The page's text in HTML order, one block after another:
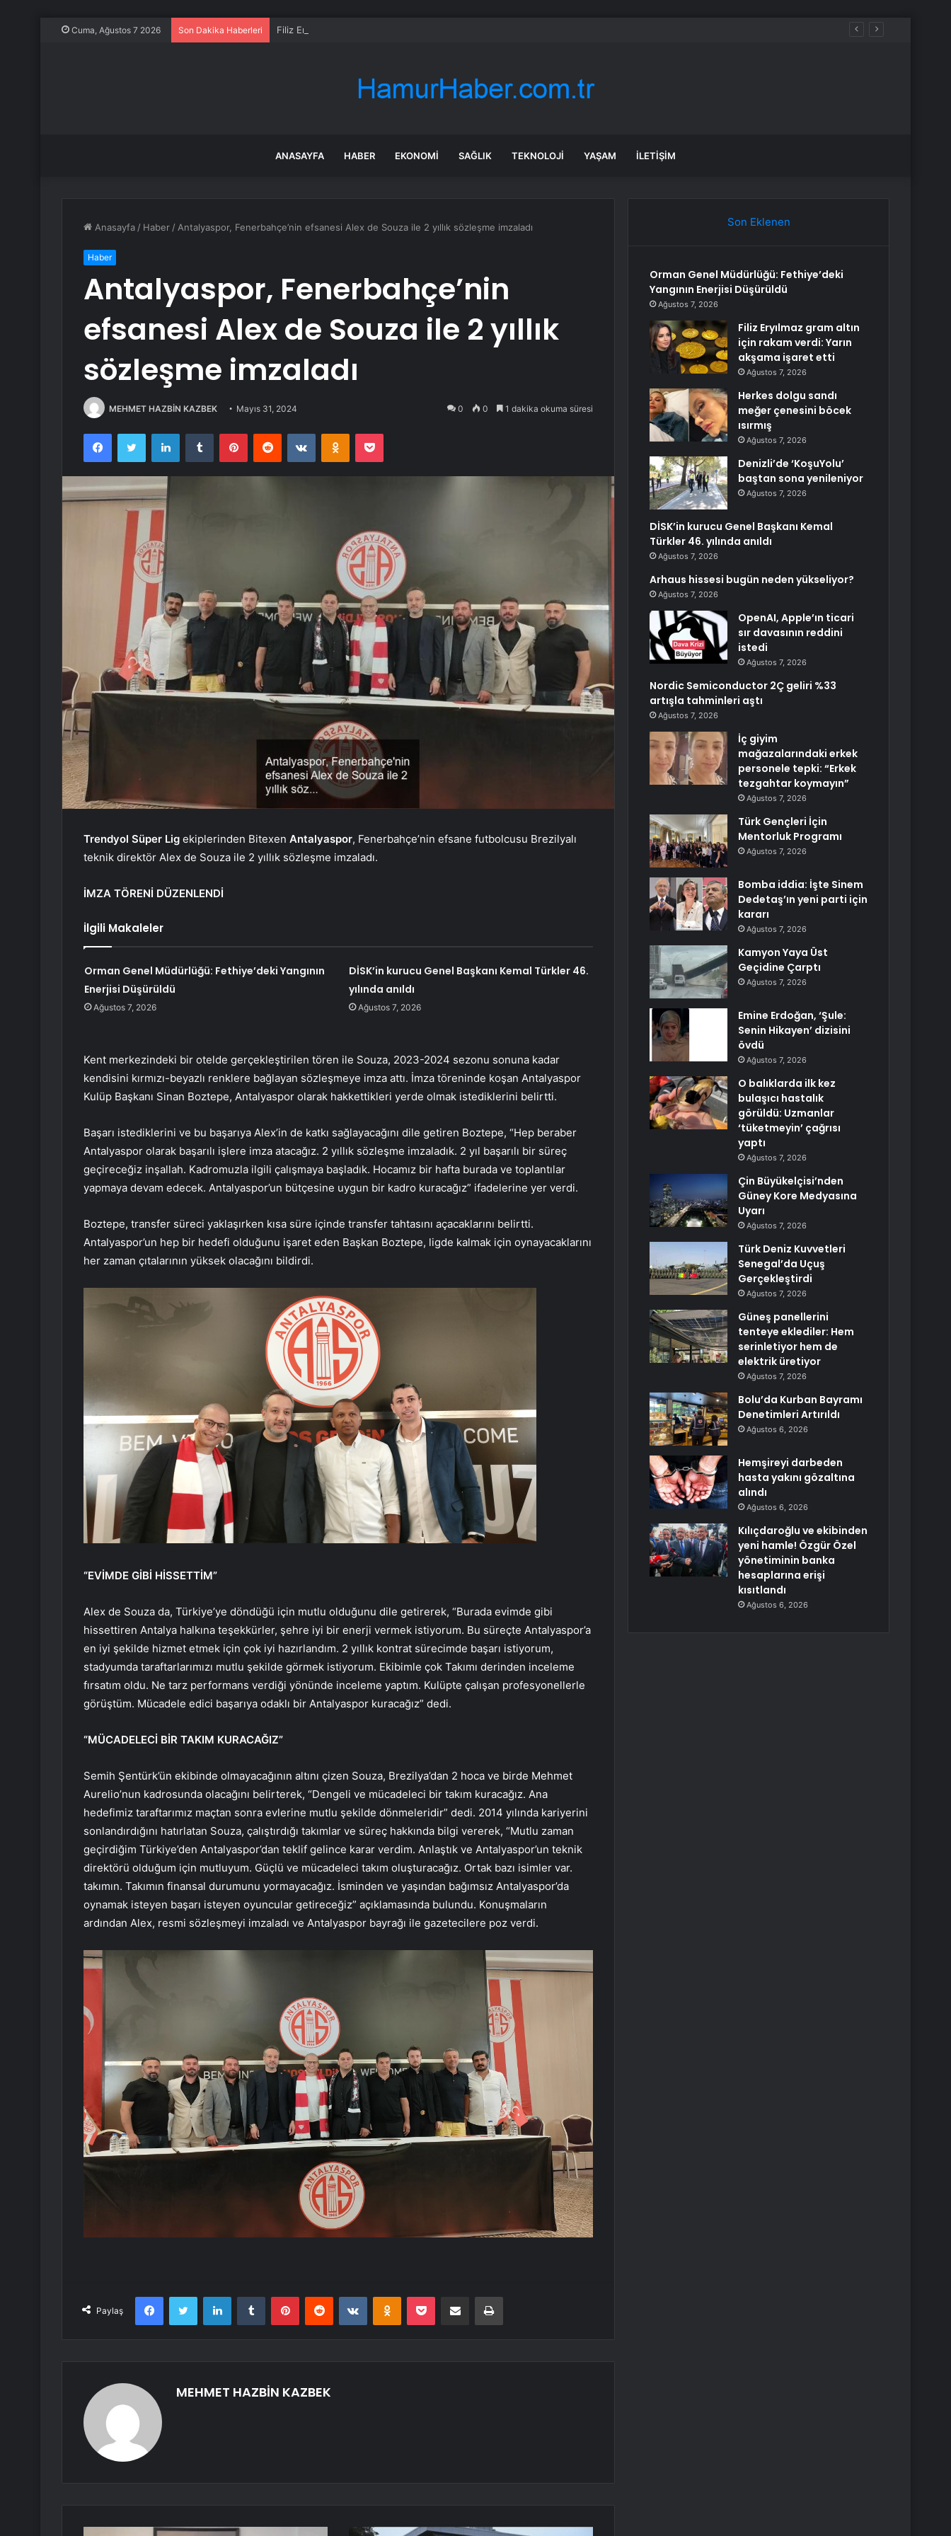
Cuma, Ağustos 7 2026 Son Dakika Haberleri Filiz Eryılmaz gram altın için rakam verdi: Yarın akşama işaret etti
ANASAYFA HABER EKONOMI SAĞLIK TEKNOLOJI YAŞAM İLETIŞIM
Anasayfa / Haber / Antalyaspor, Fenerbahçe’nin efsanesi Alex de Souza ile 2 yıllık sözleşme imzaladı
Haber
Antalyaspor, Fenerbahçe’nin
efsanesi Alex de Souza ile 2 yıllık
sözleşme imzaladı
MEHMET HAZBİN KAZBEK Mayıs 31, 2024 0 0 1 dakika okuma süresi
FacebookTwitter LinkedInTumblr PinterestReddit VKontakteOdnoklassniki
Pocket
Trendyol Süper Lig ekiplerinden Bitexen Antalyaspor, Fenerbahçe’nin efsane futbolcusu Brezilyalı
teknik direktör Alex de Souza ile 2 yıllık sözleşme imzaladı.
İMZA TÖRENİ DÜZENLENDİ
İlgili Makaleler
Orman Genel Müdürlüğü: Fethiye’deki Yangının
Enerjisi Düşürüldü
Ağustos 7, 2026
DİSK’in kurucu Genel Başkanı Kemal Türkler 46.
yılında anıldı
Ağustos 7, 2026
Kent merkezindeki bir otelde gerçekleştirilen tören ile Souza, 2023-2024 sezonu sonuna kadar
kendisini kırmızı-beyazlı renklere bağlayan sözleşmeye imza attı. İmza töreninde koşan Antalyaspor
Kulüp Başkanı Sinan Boztepe, Antalyaspor olarak hakkettikleri yerde olmak istediklerini belirtti.
Başarı istediklerini ve bu başarıya Alex’in de katkı sağlayacağını dile getiren Boztepe, “Hep beraber
Antalyaspor olarak başarılı işlere imza atacağız. 2 yıllık sözleşme imzaladık. 2 yıl başarılı bir süreç
geçireceğiz inşallah. Kadromuzla ilgili çalışmaya başladık. Hocamız bir hafta burada ve toplantılar
yapmaya devam edecek. Antalyaspor’un bütçesine uygun bir kadro kuracağız” ifadelerine yer verdi.
Boztepe, transfer süreci yaklaşırken kısa süre içinde transfer tahtasını açacaklarını belirtti.
Antalyaspor’un hep bir hedefi olduğunu işaret eden Başkan Boztepe, ligde kalmak için oynayacaklarını
her zaman çıtalarının yüksek olacağını bildirdi.
“EVİMDE GİBİ HİSSETTİM”
Alex de Souza da, Türkiye’ye döndüğü için mutlu olduğunu dile getirerek, “Burada evimde gibi
hissettiren Antalya halkına teşekkürler, şehre iyi bir enerji vermek istiyorum. Bu süreçte Antalyaspor’a
en iyi şekilde hizmet etmek için çok iyi hazırlandım. 2 yıllık kontrat sürecimde başarı istiyorum,
stadyumda taraftarlarımızı mutlu şekilde görmek istiyorum. Ekibimle çok Takımı derinden inceleme
fırsatım oldu. Ne tarz performans verdiği yönünde inceleme yaptım. Kulüpte çalışan profesyonellerle
görüştüm. Mücadele edici başarıya odaklı bir Antalyaspor kuracağız” dedi.
“MÜCADELECİ BİR TAKIM KURACAĞIZ”
Semih Şentürk’ün ekibinde olmayacağının altını çizen Souza, Brezilya’dan 2 hoca ve birde Mehmet
Aurelio’nun kadrosunda olacağını belirterek, “Dengeli ve mücadeleci bir takım kuracağız. Ana
hedefimiz taraftarımız maçtan sonra evlerine mutlu şekilde dönmeleridir” dedi. 2014 yılında kariyerini
sonlandırdığını hatırlatan Souza, çalıştırdığı takımlar ve süreç hakkında bilgi vererek, “Mutlu zaman
geçirdiğim Türkiye’den Antalyaspor’dan teklif gelince karar verdim. Anlaştık ve Antalyaspor’un teknik
direktörü olduğum için mutluyum. Güçlü ve mücadeleci takım oluşturacağız. Ortak bazı isimler var.
takımın. Takımın finansal durumunu yormayacağız. İsminden ve yaşından bağımsız Antalyaspor’da
oynamak isteyen başarı isteyen oyuncular getireceğiz” açıklamasında bulundu. Konuşmaların
ardından Alex, resmi sözleşmeyi imzaladı ve Antalyaspor bayrağı ile gazetecilere poz verdi.
Paylaş
FacebookTwitter LinkedInTumblr PinterestReddit VKontakteOdnoklassniki
Pocket E-Posta ile paylaş Yazdır
MEHMET HAZBİN KAZBEK
Son Eklenen
Orman Genel Müdürlüğü: Fethiye’deki
Yangının Enerjisi Düşürüldü
Ağustos 7, 2026
Filiz Eryılmaz gram altın
için rakam verdi: Yarın
akşama işaret etti
Ağustos 7, 2026
Herkes dolgu sandı
meğer çenesini böcek
ısırmış
Ağustos 7, 2026
Denizli’de ‘KoşuYolu’
baştan sona yenileniyor
Ağustos 7, 2026
DİSK’in kurucu Genel Başkanı Kemal
Türkler 46. yılında anıldı
Ağustos 7, 2026
Arhaus hissesi bugün neden yükseliyor?
Ağustos 7, 2026
OpenAI, Apple’ın ticari
sır davasının reddini
istedi
Ağustos 7, 2026
Nordic Semiconductor 2Ç geliri %33
artışla tahminleri aştı
Ağustos 7, 2026
İç giyim
mağazalarındaki erkek
personele tepki: “Erkek
tezgahtar koymayın”
Ağustos 7, 2026
Türk Gençleri İçin
Mentorluk Programı
Ağustos 7, 2026
Bomba iddia: İşte Sinem
Dedetaş’ın yeni parti için
kararı
Ağustos 7, 2026
Kamyon Yaya Üst
Geçidine Çarptı
Ağustos 7, 2026
Emine Erdoğan, ‘Şule:
Senin Hikayen’ dizisini
övdü
Ağustos 7, 2026
O balıklarda ilk kez
bulaşıcı hastalık
görüldü: Uzmanlar
‘tüketmeyin’ çağrısı
yaptı
Ağustos 7, 2026
Çin Büyükelçisi’nden
Güney Kore Medyasına
Uyarı
Ağustos 7, 2026
Türk Deniz Kuvvetleri
Senegal’da Uçuş
Gerçekleştirdi
Ağustos 7, 2026
Güneş panellerini
tenteye eklediler: Hem
serinletiyor hem de
elektrik üretiyor
Ağustos 7, 2026
Bolu’da Kurban Bayramı
Denetimleri Artırıldı
Ağustos 6, 2026
Hemşireyi darbeden
hasta yakını gözaltına
alındı
Ağustos 6, 2026
Kılıçdaroğlu ve ekibinden
yeni hamle! Özgür Özel
yönetiminin banka
hesaplarına erişi
kısıtlandı
Ağustos 6, 2026